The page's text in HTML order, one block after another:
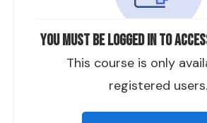
You must be logged in to
This course is only
registered users.